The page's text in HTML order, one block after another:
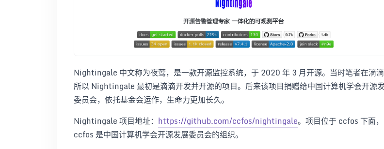
Nightingale 中文称为夜莺，是一款开源监控系统，于 2020 年 3 月开源。当时笔者在滴滴
所以 Nightingale 最初是滴滴开发并开源的项目。后来该项目捐赠给中国计算机学会开源
委员会，依托基金会运作，生命力更加长久。
Nightingale 项目地址： https://github.com/ccfos/nightingale。项目位于 ccfos 下面，
ccfos 是中国计算机学会开源发展委员会的组织。